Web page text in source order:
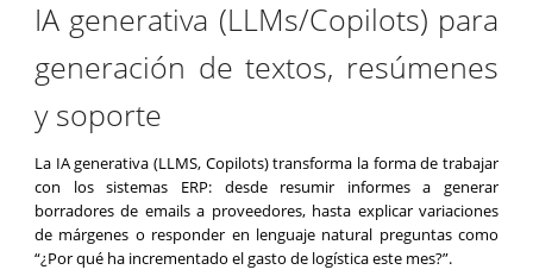
IA generativa (LLMs/Copilots) para
generación de textos, resúmenes
y soporte
La IA generativa (LLMS, Copilots) transforma la forma de trabajar
con los sistemas ERP: desde resumir informes a generar
borradores de emails a proveedores, hasta explicar variaciones
de márgenes o responder en lenguaje natural preguntas como
“¿Por qué ha incrementado el gasto de logística este mes?”.